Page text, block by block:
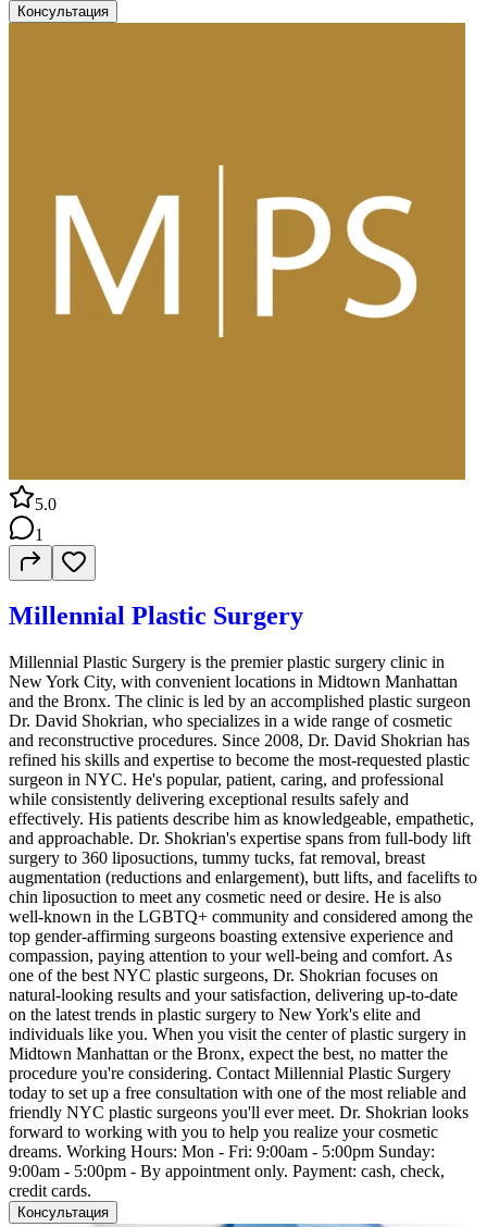
Консультация
5.0
1
Millennial Plastic Surgery
Millennial Plastic Surgery is the premier plastic surgery clinic in
New York City, with convenient locations in Midtown Manhattan
and the Bronx. The clinic is led by an accomplished plastic surgeon
Dr. David Shokrian, who specializes in a wide range of cosmetic
and reconstructive procedures. Since 2008, Dr. David Shokrian has
refined his skills and expertise to become the most-requested plastic
surgeon in NYC. He's popular, patient, caring, and professional
while consistently delivering exceptional results safely and
effectively. His patients describe him as knowledgeable, empathetic,
and approachable. Dr. Shokrian's expertise spans from full-body lift
surgery to 360 liposuctions, tummy tucks, fat removal, breast
augmentation (reductions and enlargement), butt lifts, and facelifts to
chin liposuction to meet any cosmetic need or desire. He is also
well-known in the LGBTQ+ community and considered among the
top gender-affirming surgeons boasting extensive experience and
compassion, paying attention to your well-being and comfort. As
one of the best NYC plastic surgeons, Dr. Shokrian focuses on
natural-looking results and your satisfaction, delivering up-to-date
on the latest trends in plastic surgery to New York's elite and
individuals like you. When you visit the center of plastic surgery in
Midtown Manhattan or the Bronx, expect the best, no matter the
procedure you're considering. Contact Millennial Plastic Surgery
today to set up a free consultation with one of the most reliable and
friendly NYC plastic surgeons you'll ever meet. Dr. Shokrian looks
forward to working with you to help you realize your cosmetic
dreams. Working Hours: Mon - Fri: 9:00am - 5:00pm Sunday:
9:00am - 5:00pm - By appointment only. Payment: cash, check,
credit cards.
Консультация